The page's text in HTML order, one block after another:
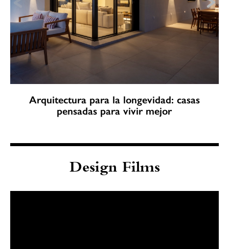
Arquitectura para la longevidad: casas
pensadas para vivir mejor
Design Films